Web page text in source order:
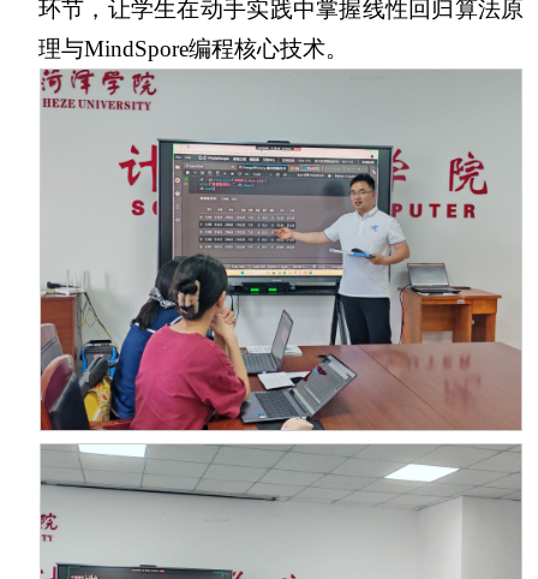
环节，让学生在动手实践中掌握线性回归算法原
理与MindSpore编程核心技术。